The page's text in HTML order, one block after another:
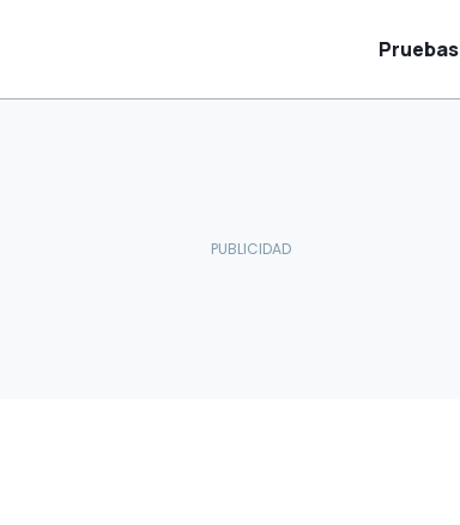
Pruebas